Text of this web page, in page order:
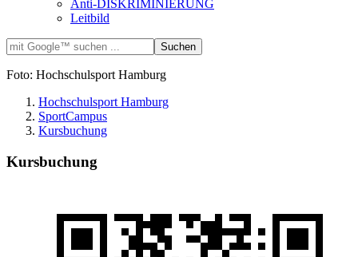
Anti-DISKRIMINIERUNG
Leitbild
Foto: Hochschulsport Hamburg
Hochschulsport Hamburg
SportCampus
Kursbuchung
Kursbuchung